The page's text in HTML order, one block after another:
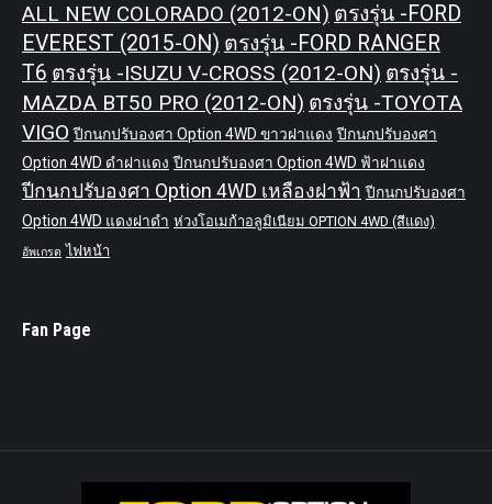
ALL NEW COLORADO (2012-ON) ตรงรุ่น -FORD
EVEREST (2015-ON) ตรงรุ่น -FORD RANGER
T6 ตรงรุ่น -ISUZU V-CROSS (2012-ON) ตรงรุ่น -
MAZDA BT50 PRO (2012-ON) ตรงรุ่น -TOYOTA
VIGO ปีกนกปรับองศา Option 4WD ขาวฝาแดง ปีกนกปรับองศา
Option 4WD ดำฝาแดง ปีกนกปรับองศา Option 4WD ฟ้าฝาแดง
ปีกนกปรับองศา Option 4WD เหลืองฝาฟ้า ปีกนกปรับองศา
Option 4WD แดงฝาดำ ห่วงโอเมก้าอลูมิเนียม OPTION 4WD (สีแดง)
อัพเกรด ไฟหน้า
Fan Page